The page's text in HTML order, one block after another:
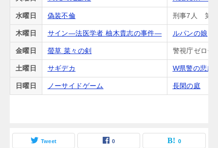
水曜日 偽装不倫 刑事7人 第5
木曜日 サイン―法医学者 柚木貴志の事件― ルパンの娘
金曜日 螢草 菜々の剣 警視庁ゼロ係
土曜日 サギデカ W県警の悲劇
日曜日 ノーサイドゲーム 長閑の庭
Tweet 0 0